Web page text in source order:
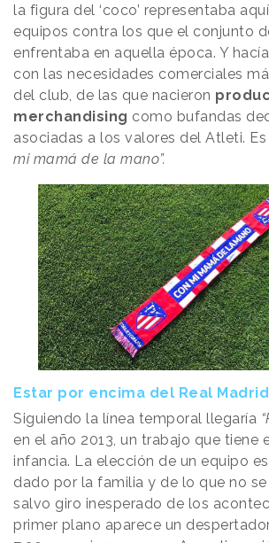
la figura del ‘coco’ representaba
equipos contra los que el conjunto
enfrentaba en aquella época. Y
con las necesidades comerciales
del club, de las que nacieron
merchandising como bufandas
asociadas a los valores del Atleti.
mi mamá de la mano”.
Estar por encima del Real Madrid
Siguiendo la línea temporal llegaría
en el año 2013, un trabajo que tiene
infancia. La elección de un equipo
dado por la familia y de lo que no se
salvo giro inesperado de los
primer plano aparece un